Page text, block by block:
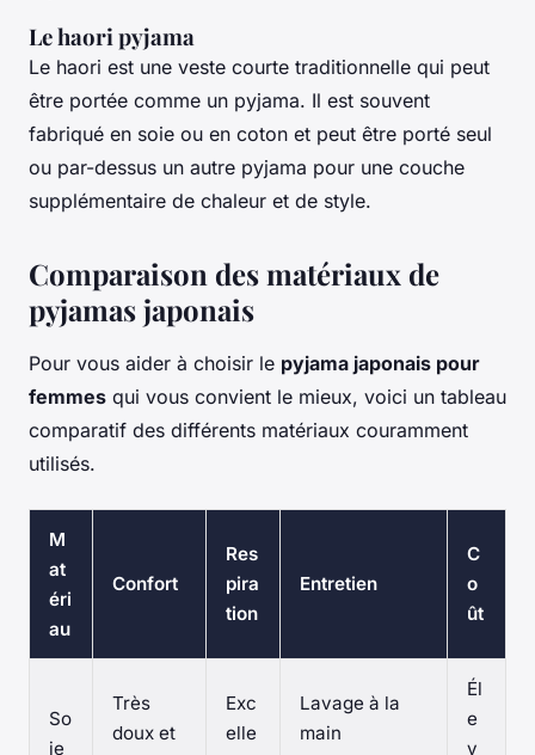
Le haori pyjama
Le haori est une veste courte traditionnelle qui peut
être portée comme un pyjama. Il est souvent
fabriqué en soie ou en coton et peut être porté seul
ou par-dessus un autre pyjama pour une couche
supplémentaire de chaleur et de style.
Comparaison des matériaux de
pyjamas japonais
Pour vous aider à choisir le pyjama japonais pour
femmes qui vous convient le mieux, voici un tableau
comparatif des différents matériaux couramment
utilisés.
M
at
éri
au
Confort
Res
pira
tion
Entretien
C
o
ût
So
ie
Très
doux et
Exc
elle
Lavage à la
main
Él
e
v